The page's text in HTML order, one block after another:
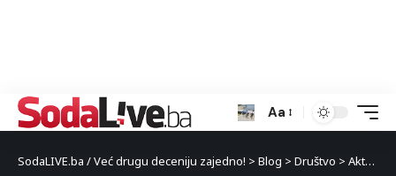
Aa
SodaLIVE.ba / Već drugu deceniju zajedno! > Blog > Društvo > Aktuelnosti